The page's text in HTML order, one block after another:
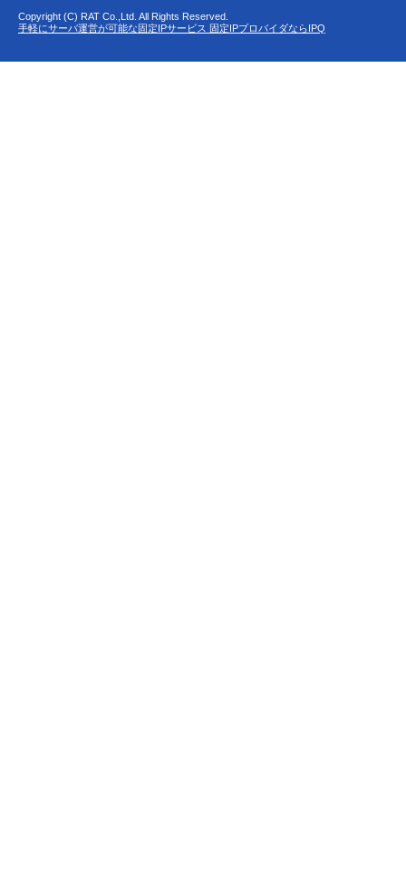
Copyright (C) RAT Co.,Ltd. All Rights Reserved.
手軽にサーバ運営が可能な固定IPサービス 固定IPプロバイダならIPQ